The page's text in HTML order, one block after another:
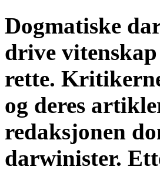
Dogmatiske
drive
rette.
og deres
redaksjonen
darwinister.